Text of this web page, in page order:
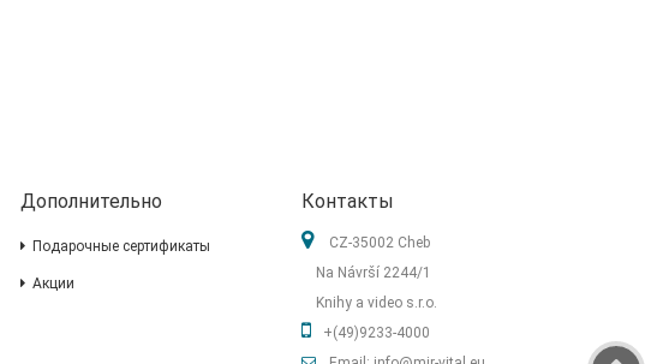
Дополнительно
Подарочные сертификаты
Акции
Контакты
CZ-35002 Cheb
Na Návrší 2244/1
Knihy a video s.r.o.
+(49)9233-4000